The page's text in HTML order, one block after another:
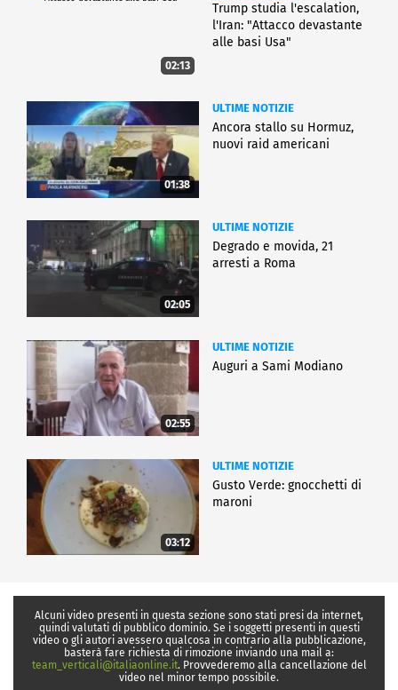
02:13
Trump studia l'escalation,
l'Iran: "Attacco devastante
alle basi Usa"
01:38
ULTIME NOTIZIE
Ancora stallo su Hormuz,
nuovi raid americani
02:05
ULTIME NOTIZIE
Degrado e movida, 21
arresti a Roma
02:55
ULTIME NOTIZIE
Auguri a Sami Modiano
03:12
ULTIME NOTIZIE
Gusto Verde: gnocchetti di
maroni
Alcuni video presenti in questa sezione sono stati presi da internet,
quindi valutati di pubblico dominio. Se i soggetti presenti in questi
video o gli autori avessero qualcosa in contrario alla pubblicazione,
basterà fare richiesta di rimozione inviando una mail a:
team_verticali@italiaonline.it. Provvederemo alla cancellazione del
video nel minor tempo possibile.